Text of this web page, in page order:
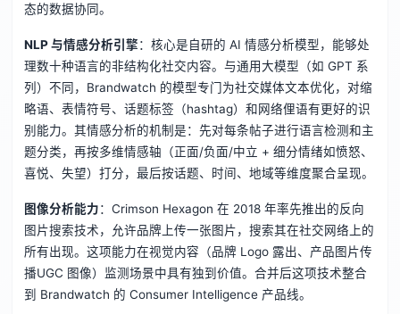
态的数据协同。
NLP 与情感分析引擎：核心是自研的 AI 情感分析模型，能够处
理数十种语言的非结构化社交内容。与通用大模型（如 GPT 系
列）不同，Brandwatch 的模型专门为社交媒体文本优化，对缩
略语、表情符号、话题标签（hashtag）和网络俚语有更好的识
别能力。其情感分析的机制是：先对每条帖子进行语言检测和主
题分类，再按多维情感轴（正面/负面/中立 + 细分情绪如愤怒、
喜悦、失望）打分，最后按话题、时间、地域等维度聚合呈现。
图像分析能力：Crimson Hexagon 在 2018 年率先推出的反向
图片搜索技术，允许品牌上传一张图片，搜索其在社交网络上的
所有出现。这项能力在视觉内容（品牌 Logo 露出、产品图片传
播UGC 图像）监测场景中具有独到价值。合并后这项技术整合
到 Brandwatch 的 Consumer Intelligence 产品线。